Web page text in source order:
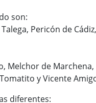
son:
Pericón de
Melchor de
y Vicente
diferentes: